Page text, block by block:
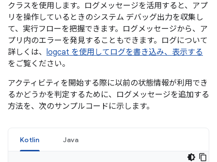
クラスを使用します。ログメッセージを活用すると、アプ
リを操作しているときのシステム デバッグ出力を収集し
て、実行フローを把握できます。ログメッセージから、ア
プリ内のエラーを発見することもできます。ログについて
詳しくは、
logcat を使用してログを書き込み、表示する
をご覧ください。
アクティビティを開始する際に以前の状態情報が利用でき
るかどうかを判定するために、ログメッセージを追加する
方法を、次のサンプルコードに示します。
Kotlin Java